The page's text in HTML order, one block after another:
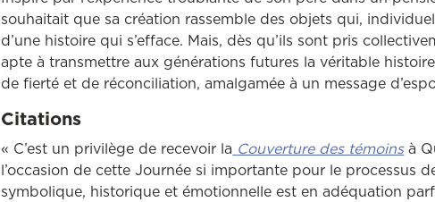
souhaitait que sa création rassemble des objets qui,
d’une histoire qui s’efface. Mais, dès qu’ils sont pris
apte à transmettre aux générations futures la véritable
de fierté et de réconciliation, amalgamée à un message
Citations
« C’est un privilège de recevoir la Couverture des témoinsà
l’occasion de cette Journée si importante pour le processus
symbolique, historique et émotionnelle est en adéquation